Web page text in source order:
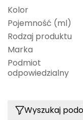
Gear Aid
Gerber
Giant Dragon
Giro
Kolor
Pojemność (ml)
Rodzaj produktu
Marka
Podmiot
odpowiedzialny
Wyszukaj